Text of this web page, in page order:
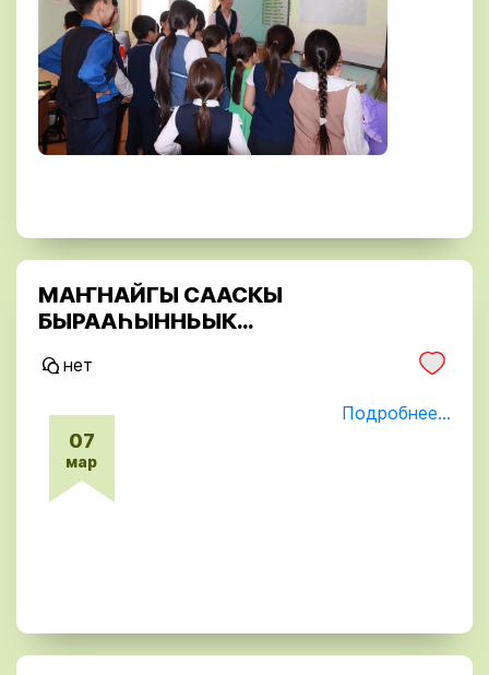
07
мар
МАҤНАЙГЫ СААСКЫ
БЫРААҺЫННЬЫК…
нет
Подробнее...